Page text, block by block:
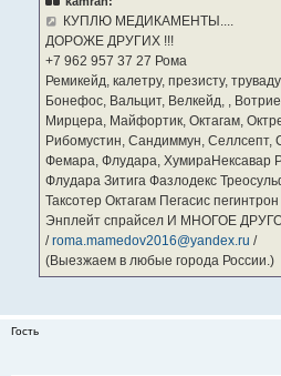
КУПЛЮ МЕДИКАМЕНТЫ....
ДОРОЖЕ ДРУГИХ !!!
‪+7 962 957 37 27‬ Рома
Ремикейд, калетру, презисту,
Бонефос, Вальцит, Велкейд, ,
Мирцера, Майфортик, Октагам,
Рибомустин, Сандиммун, Селлсепт,
Фемара, Флудара, ХумираНексавар
Флудара Зитига Фазлодекс
Таксотер Октагам Пегасис
Энплейт спрайсел И МНОГОЕ
/roma.mamedov2016@yandex.ru /
(Выезжаем в любые города России.)
Гость